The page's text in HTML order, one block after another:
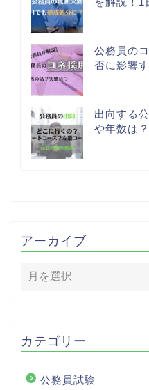
公務員の
否に影響
出向する
や年数は
アーカイブ
カテゴリー
公務員試験